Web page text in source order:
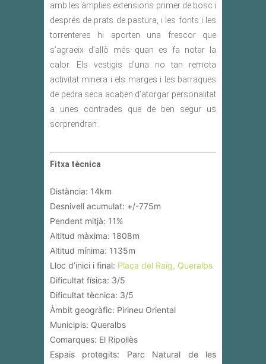
amb les àmplies extensions primer de bosc i
després de prats de pastura, i les fonts i les
torrenteres hi aporten una frescor que
s’agraeix d’allò més quan es fa notar la
calor. Els vestigis d’una no tan remota
activitat minera i els marges i les barraques
de pedra seca acaben d’atorgar personalitat
a unes contrades que de ben segur us
sorprendran.
Fitxa tècnica
Distància: 14km
Desnivell acumulat: +/-775m
Pendent mitjà: 11%
Altitud màxima: 1808m
Altitud mínima: 1135m
Lloc d’inici i final: Plaça del Raig, Queralbs
Dificultat física: 3/5
Dificultat tècnica: 3/5
Àmbit geogràfic: Pirineu Oriental
Municipis: Queralbs
Comarques: El Ripollès
Espais protegits: Parc Natural de les